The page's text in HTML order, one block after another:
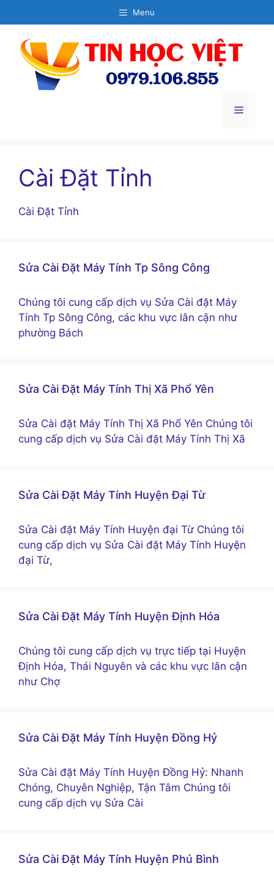
đến
dung
Menu
Menu
Cài Đặt Tỉnh
Cài Đặt Tỉnh
Sửa Cài Đặt Máy Tính Tp Sông Công
Chúng tôi cung cấp dịch vụ Sửa Cài đặt Máy
Tính Tp Sông Công, các khu vực lân cận như
phường Bách
Sửa Cài Đặt Máy Tính Thị Xã Phổ Yên
Sửa Cài đặt Máy Tính Thị Xã Phổ Yên Chúng tôi
cung cấp dịch vụ Sửa Cài đặt Máy Tính Thị Xã
Sửa Cài Đặt Máy Tính Huyện Đại Từ
Sửa Cài đặt Máy Tính Huyện đại Từ Chúng tôi
cung cấp dịch vụ Sửa Cài đặt Máy Tính Huyện
đại Từ,
Sửa Cài Đặt Máy Tính Huyện Định Hóa
Chúng tôi cung cấp dịch vụ trực tiếp tại Huyện
Định Hóa, Thái Nguyên và các khu vực lân cận
như Chợ
Sửa Cài Đặt Máy Tính Huyện Đồng Hỷ
Sửa Cài đặt Máy Tính Huyện Đồng Hỷ: Nhanh
Chóng, Chuyên Nghiệp, Tận Tâm Chúng tôi
cung cấp dịch vụ Sửa Cài
Sửa Cài Đặt Máy Tính Huyện Phú Bình